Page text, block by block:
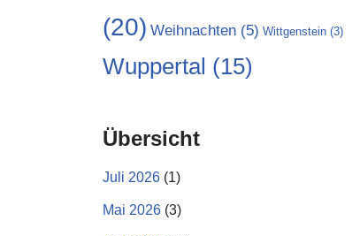
(20) Weihnachten (5) Wittgenstein (3)
Wuppertal (15)
Übersicht
Juli 2026 (1)
Mai 2026 (3)